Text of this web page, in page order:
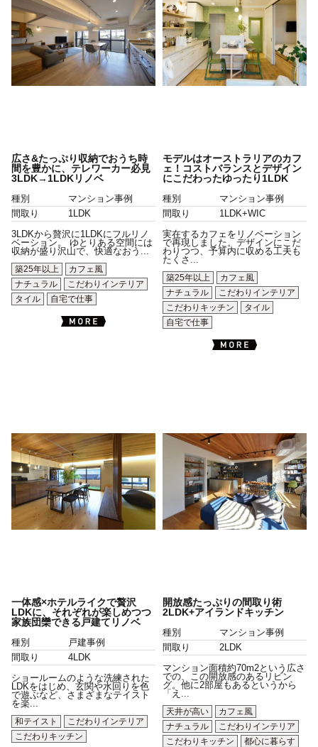
広さ&たっぷり収納でおうち時
間を豊かに、テレワーカー必見
3LDK→1LDKリノベ
種別
マンション事例
間取り
1LDK
3LDKから贅沢に1LDKにフルリノ
ベーション。 ゆとりある空間には
収納が盛り沢山で、快適なおう...
築25年以上
カフェ風
ナチュラル
こだわりインテリア
タイル
自宅で仕事
モデルはオーストラリアのカフ
ェ！コストバランスとデザイン
にこだわったゆったり1LDK
種別
マンション事例
間取り
1LDK+WIC
実在するカフェをリノベーション
で再現しました。デザインにこだ
わりつつ、予算内に収める工夫も
たくさ...
築25年以上
カフェ風
ナチュラル
こだわりインテリア
こだわりキッチン
タイル
自宅で仕事
一体感×ホテルライクで贅沢
LDKに、それぞれが楽しめつつ
家族団欒できる戸建てリノベ
種別
戸建事例
間取り
4LDK
ショールームのような洗練された
LDKをはじめ、玄関や水回りを色
で遊ぶなど、さまざまなテイスト
を楽...
和テイスト
こだわりインテリア
こだわりキッチン
開放感たっぷりの間取り術
2LDK+アイランドキッチン
種別
マンション事例
間取り
2LDK
マンション面積約70m2という広さ
での、この開放感のあるリビン
グ。他に2部屋もあるというから
「え...
天井が高い
カフェ風
ナチュラル
こだわりインテリア
こだわりキッチン
都心に暮らす